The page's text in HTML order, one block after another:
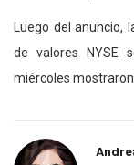
Luego del anuncio,
de valores NYSE
miércoles